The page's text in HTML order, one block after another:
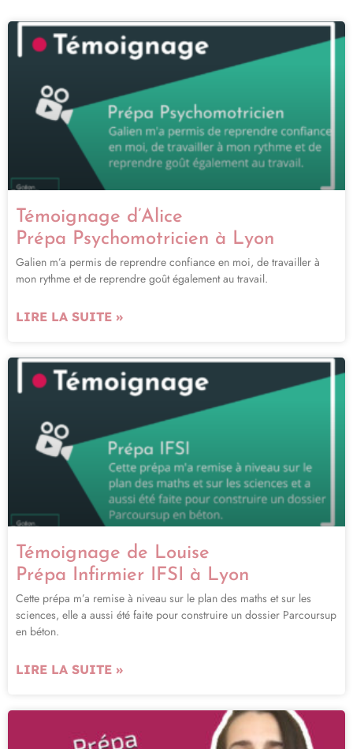
Témoignage d’Alice
Prépa Psychomotricien à Lyon
Galien m’a permis de reprendre confiance en moi, de travailler à
mon rythme et de reprendre goût également au travail.
LIRE LA SUITE »
Témoignage de Louise
Prépa Infirmier IFSI à Lyon
Cette prépa m’a remise à niveau sur le plan des maths et sur les
sciences, elle a aussi été faite pour construire un dossier Parcoursup
en béton.
LIRE LA SUITE »